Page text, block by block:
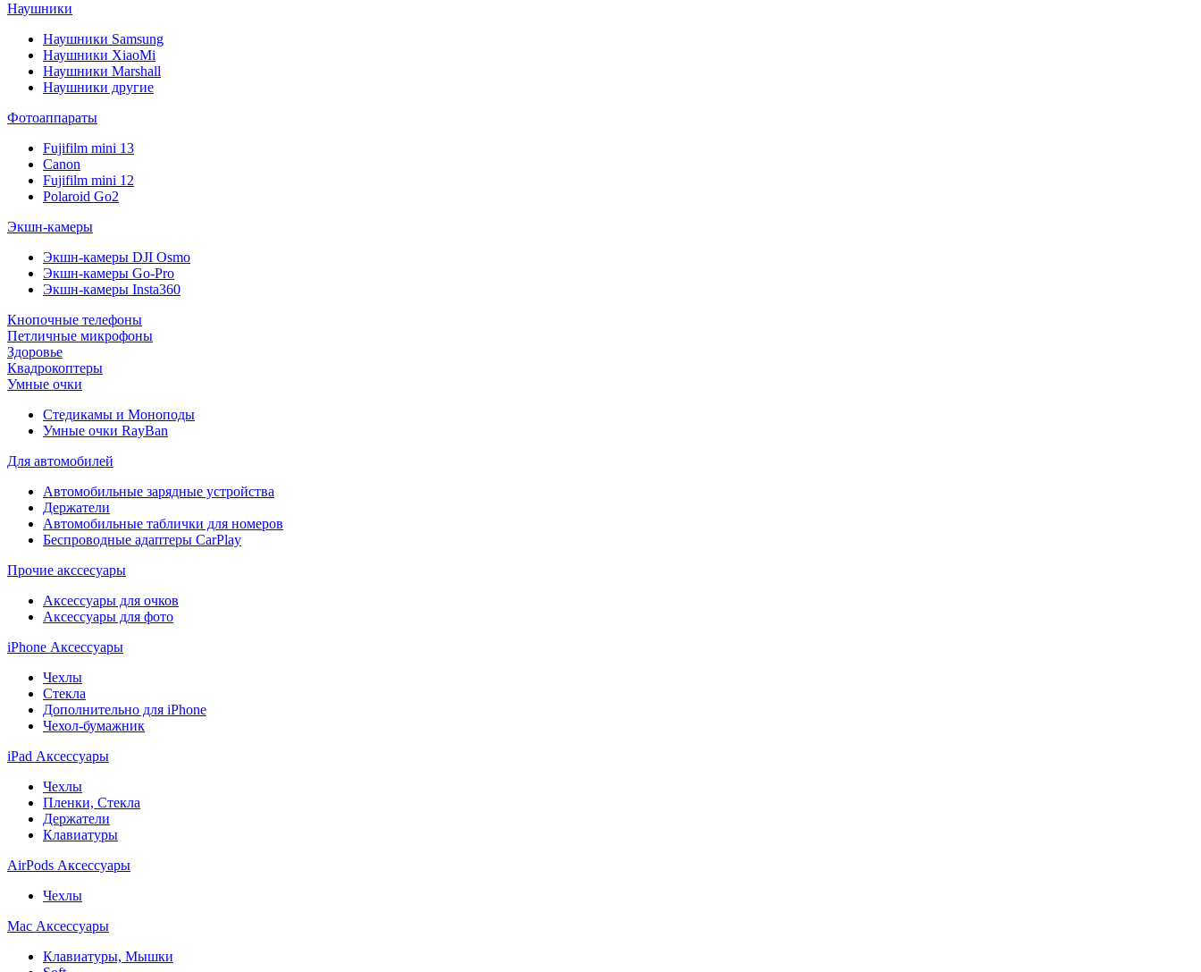
Наушники
Наушники Samsung
Наушники XiaoMi
Наушники Marshall
Наушники другие
Фотоаппараты
Fujifilm mini 13
Canon
Fujifilm mini 12
Polaroid Go2
Экшн-камеры
Экшн-камеры DJI Osmo
Экшн-камеры Go-Pro
Экшн-камеры Insta360
Кнопочные телефоны
Петличные микрофоны
Здоровье
Квадрокоптеры
Умные очки
Стедикамы и Моноподы
Умные очки RayBan
Для автомобилей
Автомобильные зарядные устройства
Держатели
Автомобильные таблички для номеров
Беспроводные адаптеры CarPlay
Прочие акссесуары
Аксессуары для очков
Аксессуары для фото
iPhone Аксессуары
Чехлы
Стекла
Дополнительно для iPhone
Чехол-бумажник
iPad Аксессуары
Чехлы
Пленки, Стекла
Держатели
Клавиатуры
AirPods Аксессуары
Чехлы
Mac Аксессуары
Клавиатуры, Мышки